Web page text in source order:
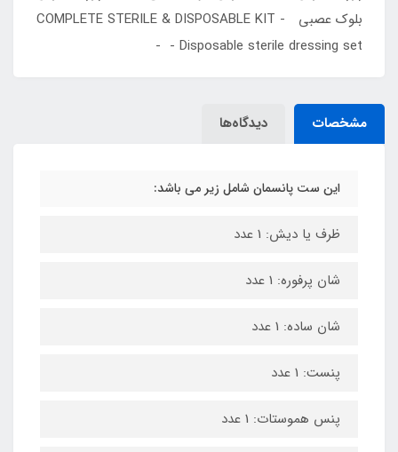
بلوک عصبی - COMPLETE STERILE & DISPOSABLE KIT
- - Disposable sterile dressing set
مشخصات دیدگاه‌ها
این ست پانسمان شامل زیر می باشد:
ظرف یا دیش: 1 عدد
شان پرفوره: 1 عدد
شان ساده: 1 عدد
پنست: 1 عدد
پنس هموستات: 1 عدد